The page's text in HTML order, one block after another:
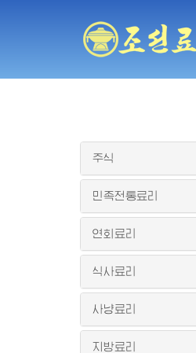
주식
민족전통료리
연회료리
식사료리
사냥료리
지방료리